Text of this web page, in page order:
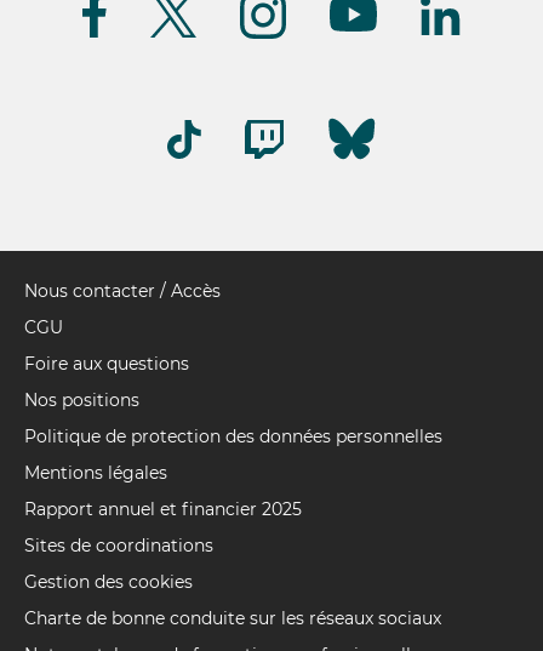
Pied
de
Nous contacter / Accès
CGU
Foire aux questions
Nos positions
Politique de protection des données personnelles
Mentions légales
Rapport annuel et financier 2025
Sites de coordinations
Gestion des cookies
Charte de bonne conduite sur les réseaux sociaux